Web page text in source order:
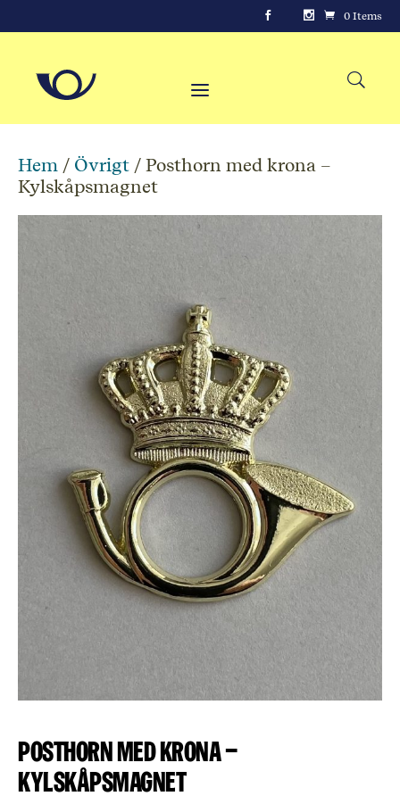
0 Items
Hem / Övrigt / Posthorn med krona –
Kylskåpsmagnet
Posthorn med krona –
Kylskåpsmagnet